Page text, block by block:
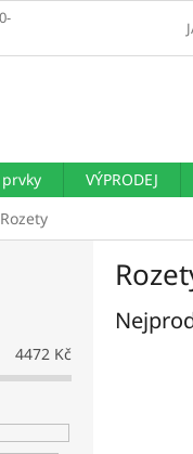
VÝPRODEJ
Rozety
4472 Kč